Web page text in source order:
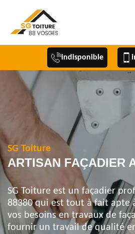
indisponible
SG Toiture
ARTISAN FAÇADIER
SG Toiture est un façadier
88380 qui est tout à fait apte
vos besoins en travaux de
fournir un travail de qualité